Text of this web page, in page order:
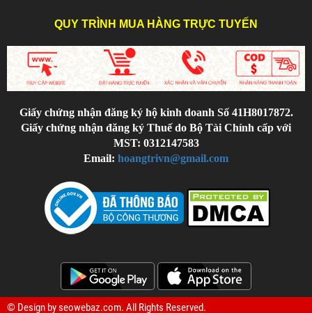
QUY TRÌNH MUA HÀNG TRỰC TUYẾN
Giấy chứng nhận đăng ký hộ kinh doanh Số 41H8017872.
Giấy chứng nhận đăng ký Thuế do Bộ Tài Chính cấp với
MST: 0312147583
Email: hoangtrivn@gmail.com
© Design byseowebaz.com. All Rights Reserved.